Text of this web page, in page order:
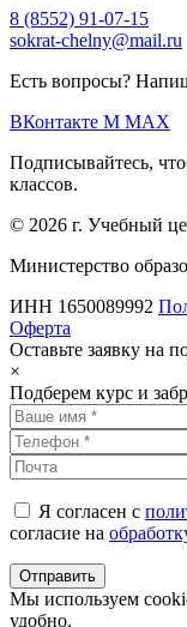
8 (8552) 91-07-15
sokrat-chelny@mail.ru
Есть вопросы?
ВКонтакте M MAX
Подписывайтесь,
классов.
© 2026 г. Учебный
Министерство
ИНН 1650089992
Оферта
Оставьте заявку на
×
Подберем курс и
Я согласен с
согласие на
Отправить
Мы используем
удобно.